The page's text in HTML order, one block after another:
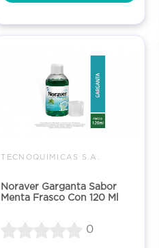
TECNOQUIMICAS S.A.
Noraver Garganta Sabor
Menta Frasco Con 120 Ml
0